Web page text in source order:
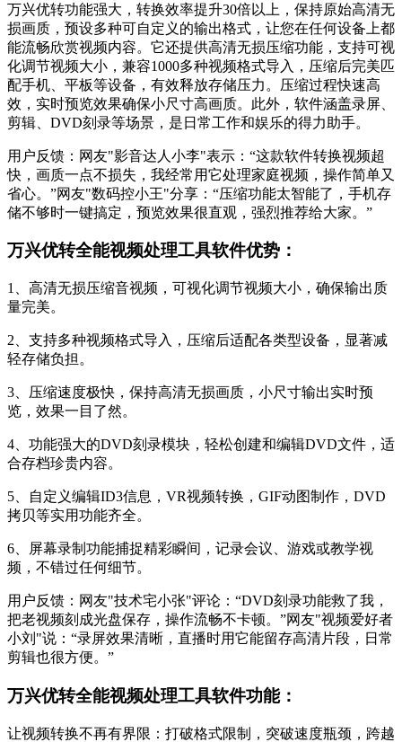
万兴优转功能强大，转换效率提升30倍以上，保持原始高清无
损画质，预设多种可自定义的输出格式，让您在任何设备上都
能流畅欣赏视频内容。它还提供高清无损压缩功能，支持可视
化调节视频大小，兼容1000多种视频格式导入，压缩后完美匹
配手机、平板等设备，有效释放存储压力。压缩过程快速高
效，实时预览效果确保小尺寸高画质。此外，软件涵盖录屏、
剪辑、DVD刻录等场景，是日常工作和娱乐的得力助手。
用户反馈：网友"影音达人小李"表示：“这款软件转换视频超
快，画质一点不损失，我经常用它处理家庭视频，操作简单又
省心。”网友"数码控小王"分享：“压缩功能太智能了，手机存
储不够时一键搞定，预览效果很直观，强烈推荐给大家。”
万兴优转全能视频处理工具软件优势：
1、高清无损压缩音视频，可视化调节视频大小，确保输出质
量完美。
2、支持多种视频格式导入，压缩后适配各类型设备，显著减
轻存储负担。
3、压缩速度极快，保持高清无损画质，小尺寸输出实时预
览，效果一目了然。
4、功能强大的DVD刻录模块，轻松创建和编辑DVD文件，适
合存档珍贵内容。
5、自定义编辑ID3信息，VR视频转换，GIF动图制作，DVD
拷贝等实用功能齐全。
6、屏幕录制功能捕捉精彩瞬间，记录会议、游戏或教学视
频，不错过任何细节。
用户反馈：网友"技术宅小张"评论：“DVD刻录功能救了我，
把老视频刻成光盘保存，操作流畅不卡顿。”网友"视频爱好者
小刘"说：“录屏效果清晰，直播时用它能留存高清片段，日常
剪辑也很方便。”
万兴优转全能视频处理工具软件功能：
让视频转换不再有界限：打破格式限制，突破速度瓶颈，跨越